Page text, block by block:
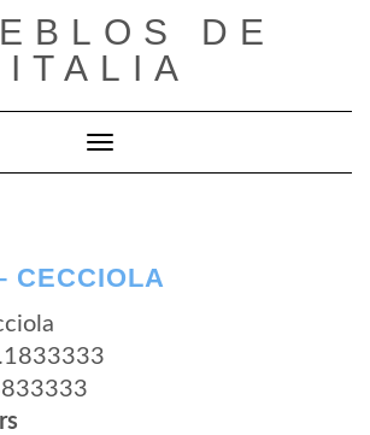
DE
ITALIA
Cambiar modo de navegación
CECCIOLA